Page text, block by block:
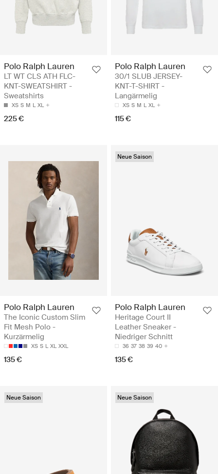
Polo Ralph Lauren
LT WT CLS ATH FLC-
KNT-SWEATSHIRT -
Sweatshirts
XS S M L XL
225 €
Polo Ralph Lauren
30/1 SLUB JERSEY-
KNT-T-SHIRT -
Langärmelig
XS S M L XL
115 €
Polo Ralph Lauren
The Iconic Custom Slim
Fit Mesh Polo -
Kurzärmelig
XS S L XL XXL
135 €
Neue Saison
Polo Ralph Lauren
Heritage Court II
Leather Sneaker -
Niedriger Schnitt
36 37 38 39 40
135 €
Neue Saison Neue Saison